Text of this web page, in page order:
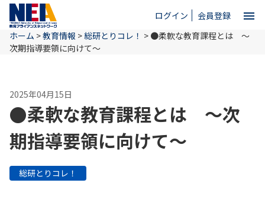
ログイン 会員登録 menu
ホーム
NEAとは
教育情報
ホーム >教育情報 >総研とりコレ！ > ●柔軟な教育課程とは ～
次期指導要領に向けて～
2025年04月15日
●柔軟な教育課程とは ～次
期指導要領に向けて～
総研とりコレ！